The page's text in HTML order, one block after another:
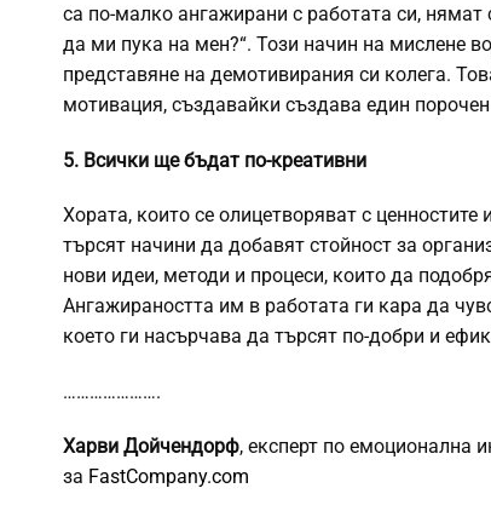
са по-малко ангажирани с работата си,
да ми пука на мен?“. Този начин на мислене
представяне на демотивирания си колега.
мотивация, създавайки създава един
5. Всички ще бъдат по-креативни
Хората, които се олицетворяват с
търсят начини да добавят стойност за
нови идеи, методи и процеси, които да
Ангажираността им в работата ги кара да
което ги насърчава да търсят по-добри и
………………….
Харви Дойчендорф, експерт по емоционална
за FastCompany.com